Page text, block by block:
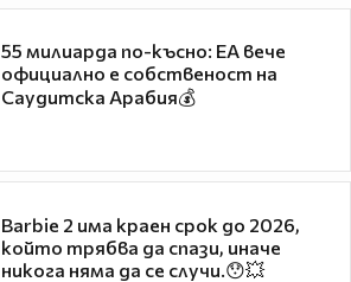
55 милиарда по-късно: EA вече
официално е собственост на
Саудитска Арабия💰
Barbie 2 има краен срок до 2026,
който трябва да спази, иначе
никога няма да се случи.😯💥